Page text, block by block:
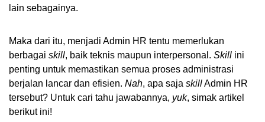
lain sebagainya.
Maka dari itu, menjadi Admin HR tentu memerlukan
berbagai skill, baik teknis maupun interpersonal. Skill ini
penting untuk memastikan semua proses administrasi
berjalan lancar dan efisien. Nah, apa saja skill Admin HR
tersebut? Untuk cari tahu jawabannya, yuk, simak artikel
berikut ini!